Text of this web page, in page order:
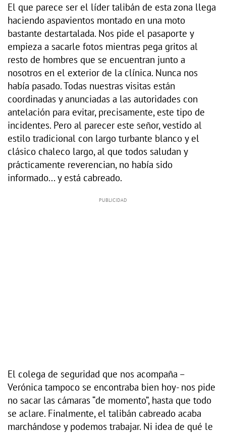
El que parece ser el líder talibán de esta zona llega
haciendo aspavientos montado en una moto
bastante destartalada. Nos pide el pasaporte y
empieza a sacarle fotos mientras pega gritos al
resto de hombres que se encuentran junto a
nosotros en el exterior de la clínica. Nunca nos
había pasado. Todas nuestras visitas están
coordinadas y anunciadas a las autoridades con
antelación para evitar, precisamente, este tipo de
incidentes. Pero al parecer este señor, vestido al
estilo tradicional con largo turbante blanco y el
clásico chaleco largo, al que todos saludan y
prácticamente reverencian, no había sido
informado... y está cabreado.
El colega de seguridad que nos acompaña –
Verónica tampoco se encontraba bien hoy- nos pide
no sacar las cámaras “de momento”, hasta que todo
se aclare. Finalmente, el talibán cabreado acaba
marchándose y podemos trabajar. Ni idea de qué le